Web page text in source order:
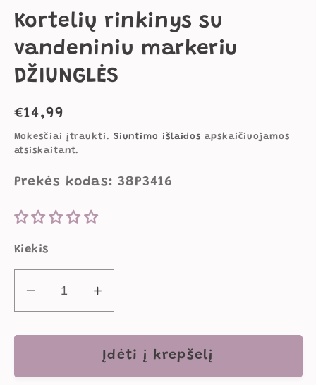
Kortelių rinkinys su
vandeniniu markeriu
DŽIUNGLĖS
Įprasta
kaina
€14,99
Mokesčiai įtraukti. Siuntimo išlaidos apskaičiuojamos
atsiskaitant.
Prekės kodas: 38P3416
Kiekis
Sumažinti
Kortelių
rinkinys
vandeniniu
Padidinti
Kortelių
rinkinys
su
vandeniniu
Įdėti į krepšelį